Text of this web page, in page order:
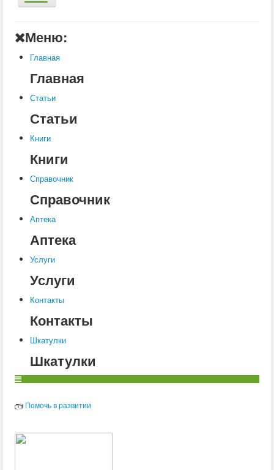
Книги
Услуги
Контакты
Шкатулки
Меню:
Главная
Главная
Статьи
Статьи
Книги
Книги
Справочник
Справочник
Аптека
Аптека
Услуги
Услуги
Контакты
Контакты
Шкатулки
Шкатулки
Помочь в развитии